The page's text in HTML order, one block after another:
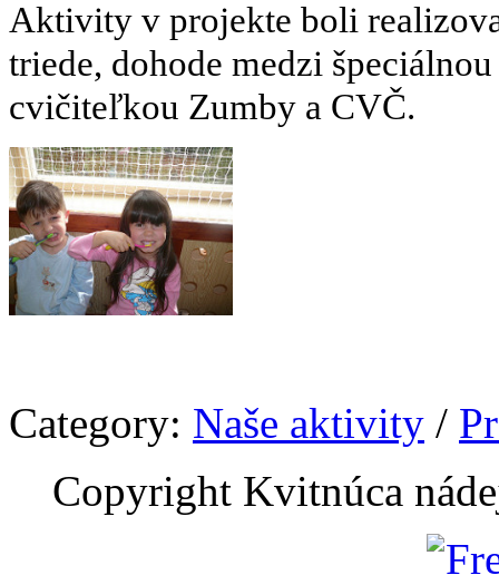
Aktivity v projekte boli
triede, dohode medzi
cvičiteľkou Zumby a CVČ.
Category: Naše aktivity /
Copyright Kvitnúca